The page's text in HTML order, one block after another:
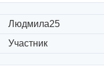
Людмила25
Участник